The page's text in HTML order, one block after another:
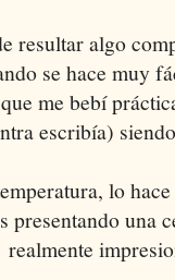
resultar algo
se hace muy
me bebí
escribía)
lo
presentando una
realmente